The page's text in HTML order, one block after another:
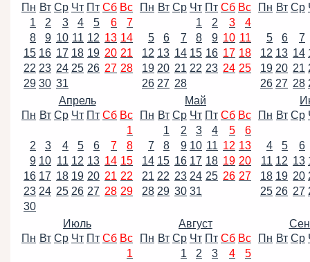
Пн Вт Ср Чт Пт Сб Вс
1
2 3 4 5 6
7
8
9 10 11 12 13 14
15 16 17 18 19 20 21
22 23 24 25 26 27 28
29 30 31
Пн Вт Ср Чт Пт Сб Вс
1
2 3
4
5
6 7 8 9 10 11
12 13 14 15 16 17 18
19 20 21 22 23 24 25
26 27 28
Пн Вт Ср
5 6
7
12 13 14
19 20 21
26 27 28
Апрель
Пн Вт Ср Чт Пт Сб Вс
1
2
3 4 5 6 7
8
9 10 11 12 13 14 15
16 17 18 19 20 21 22
23 24 25 26 27 28 29
30
Май
Пн Вт Ср Чт Пт Сб Вс
1
2 3 4 5
6
7
8 9 10 11 12 13
14 15 16 17 18 19 20
21 22 23 24 25 26 27
28 29 30 31
Пн Вт Ср
4 5
6
11 12 13
18 19 20
25 26 27
Июль
Пн Вт Ср Чт Пт Сб Вс
1
Август
Пн Вт Ср Чт Пт Сб Вс
1
2 3 4 5
Пн Вт Ср